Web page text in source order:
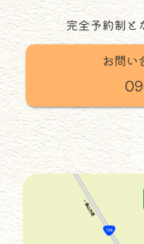
完全予約制と
お問い